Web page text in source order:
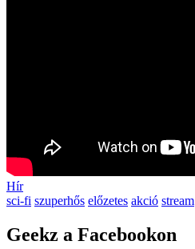
Hír
sci-fi szuperhős előzetes akció stream
Geekz a Facebookon